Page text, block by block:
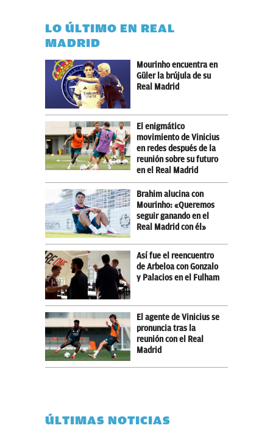
LO ÚLTIMO EN REAL
MADRID
Mourinho encuentra en
Güler la brújula de su
Real Madrid
El enigmático
movimiento de Vinicius
en redes después de la
reunión sobre su futuro
en el Real Madrid
Brahim alucina con
Mourinho: «Queremos
seguir ganando en el
Real Madrid con él»
Así fue el reencuentro
de Arbeloa con Gonzalo
y Palacios en el Fulham
El agente de Vinicius se
pronuncia tras la
reunión con el Real
Madrid
ÚLTIMAS NOTICIAS